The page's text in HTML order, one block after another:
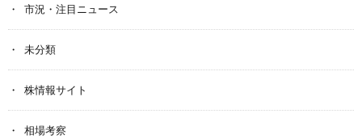
市況・注目ニュース
未分類
株情報サイト
相場考察